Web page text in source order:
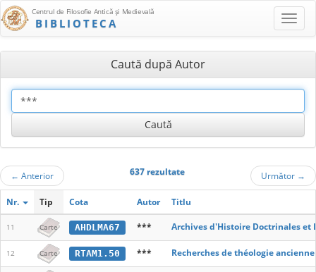
Centrul de Filosofie Antică şi Medievală
BIBLIOTECA
Caută după Autor
← Anterior 637 rezultate Următor →
Nr. Tip Cota Autor Titlu
11 Carte AHDLMA67 *** Archives d'Histoire Doctrinales et
12 Carte RTAM1.50 *** Recherches de théologie